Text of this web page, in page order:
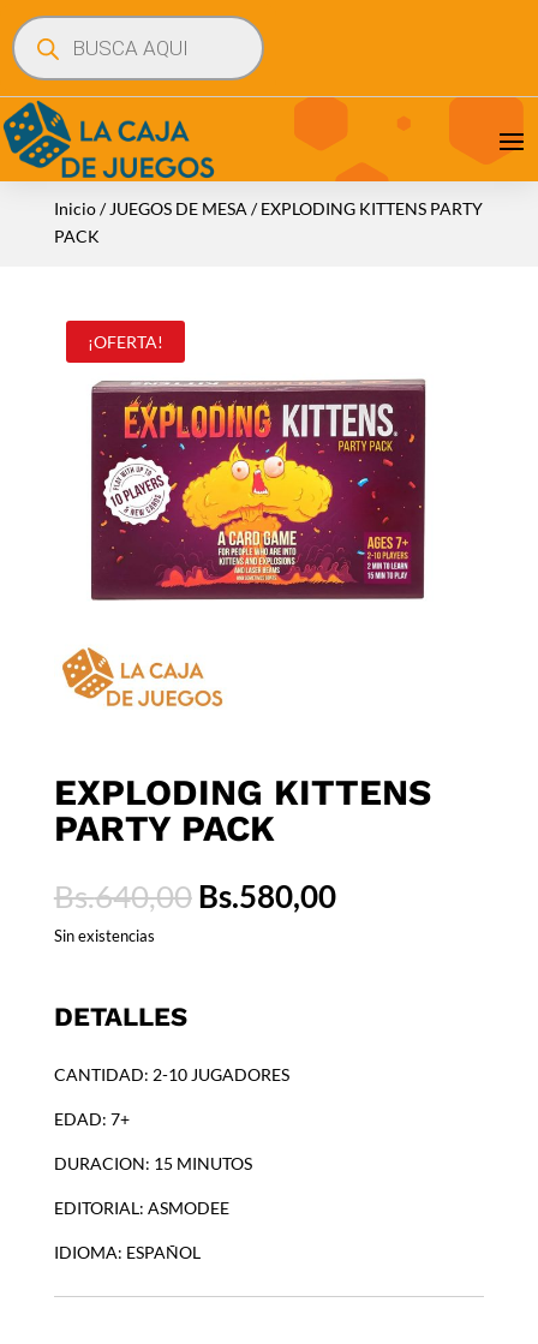
Búsqueda
de
productos
Inicio/ JUEGOS DE MESA / EXPLODING KITTENS PARTY
PACK
¡OFERTA!
EXPLODING KITTENS
PARTY PACK
Bs.640,00El
Bs.580,00El
Sin existencias
DETALLES
CANTIDAD: 2-10 JUGADORES
EDAD: 7+
DURACION: 15 MINUTOS
EDITORIAL: ASMODEE
IDIOMA: ESPAÑOL